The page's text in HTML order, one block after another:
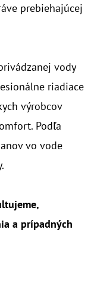
prebiehajúcej
vody
riadiace
výrobcov
Podľa
vo vode
a prípadných